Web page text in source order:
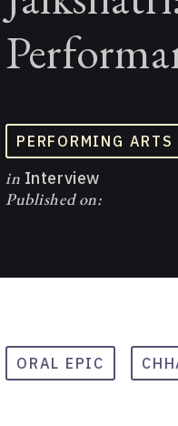
PERFORMING ARTS
in Interview
Published on:
ORAL EPIC